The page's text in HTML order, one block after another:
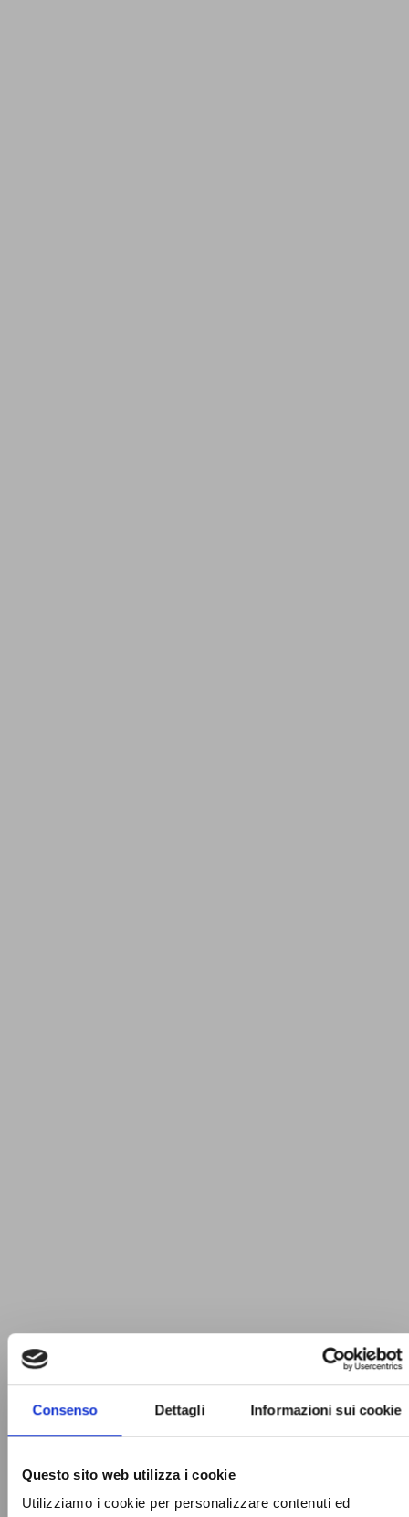
Consenso Dettagli Informazioni sui cookie
Questo sito web utilizza i cookie
Utilizziamo i cookie per personalizzare contenuti ed